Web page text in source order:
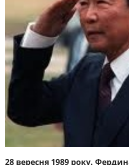
28 вересня 1989 року.